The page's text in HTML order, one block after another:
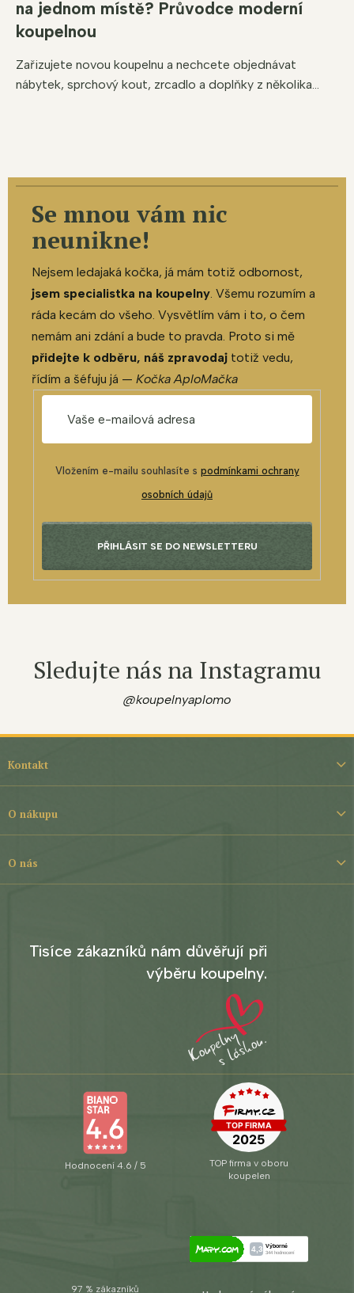
na jednom místě? Průvodce moderní
koupelnou
Zařizujete novou koupelnu a nechcete objednávat
nábytek, sprchový kout, zrcadlo a doplňky z několika...
Se mnou vám nic
neunikne!
Nejsem ledajaká kočka, já mám totiž odbornost,
jsem specialistka na koupelny. Všemu rozumím a
ráda kecám do všeho. Vysvětlím vám i to, o čem
nemám ani zdání a bude to pravda. Proto si mě
přidejte k odběru, náš zpravodaj totiž vedu,
řídím a šéfuju já — Kočka AploMačka
Vložením e-mailu souhlasíte s podmínkami ochrany
osobních údajů
PŘIHLÁSIT SE DO NEWSLETTERU
Sledujte nás na Instagramu
@koupelnyaplomo
í
Kontakt
O nákupu
O nás
Tisíce zákazníků nám důvěřují při
výběru koupelny.
Hodnocení 4.6 / 5
TOP firma v oboru
koupelen
97 % zákazníků